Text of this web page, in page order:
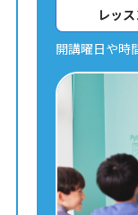
レッ
開講曜日や時